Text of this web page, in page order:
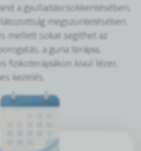
a gyulladáscsökkentésében,
megszüntetésében.
mellett sokat segíthet az
a guna terápia,
fizikoterápiákon kívül lézer,
kezelés.